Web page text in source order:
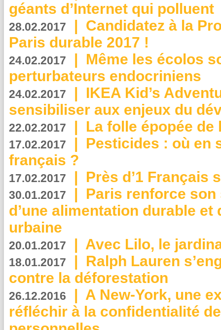
géants d’Internet qui polluent
28.02.2017 | Candidatez à la
Paris durable 2017 !
24.02.2017 | Même les écolos
perturbateurs endocriniens
24.02.2017 | IKEA Kid’s
sensibiliser aux enjeux du
22.02.2017 | La folle épopée de
17.02.2017 | Pesticides : où en
français ?
17.02.2017 | Près d’1 Français
30.01.2017 | Paris renforce
d’une alimentation durable et
urbaine
20.01.2017 | Avec Lilo, le
18.01.2017 | Ralph Lauren
contre la déforestation
26.12.2016 | A New-York, une
réfléchir à la confidentialité